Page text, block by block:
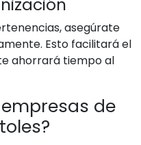
asegúrate
Esto facilitará el
ahorrará tiempo al
de